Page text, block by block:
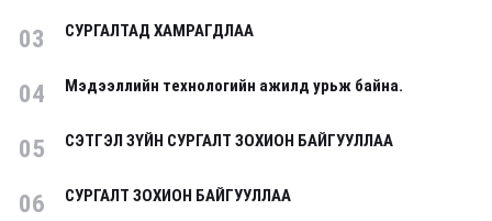
03 СУРГАЛТАД ХАМРАГДЛАА
04 Мэдээллийн технологийн ажилд урьж байна.
05 СЭТГЭЛ ЗҮЙН СУРГАЛТ ЗОХИОН БАЙГУУЛЛАА
06 СУРГАЛТ ЗОХИОН БАЙГУУЛЛАА